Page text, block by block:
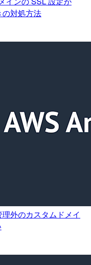
対処方法
外のカスタムドメイ